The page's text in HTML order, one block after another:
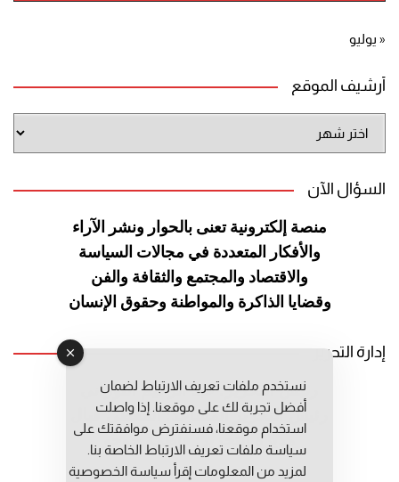
« يوليو
أرشيف الموقع
الموقع
السؤال الآن
منصة إلكترونية تعنى بالحوار ونشر الآراء
والأفكار المتعددة في مجالات السياسة
والاقتصاد والمجتمع والثقافة والفن
وقضايا الذاكرة والمواطنة وحقوق الإنسان
إدارة التحرير
رئيس التحرير: عبد الرحيم التوراني
رئيس التحرير المساعد: المعطي قبال
مديرة التحرير: فاطمة حوحو
نستخدم ملفات تعريف الارتباط لضمان
أفضل تجربة لك على موقعنا. إذا واصلت
استخدام موقعنا، فسنفترض موافقتك على
سياسة ملفات تعريف الارتباط الخاصة بنا.
لمزيد من المعلومات إقرأ سياسة الخصوصية